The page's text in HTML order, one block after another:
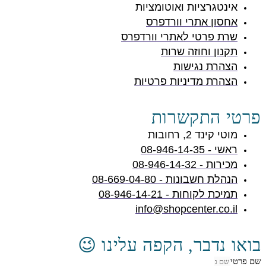
אינטגרציות ואוטומציות
אחסון אתרי וורדפרס
שרת פרטי לאתרי וורדפרס
תקנון וחוזה שרות
הצהרת נגישות
הצהרת מדיניות פרטיות
פרטי התקשרות
מוטי קינד 2, רחובות
ראשי - 08-946-14-35
מכירות - 08-946-14-32
הנהלת חשבונות - 08-669-04-80
תמיכת לקוחות - 08-946-14-21
info@shopcenter.co.il
בואו נדבר, הקפה עלינו 😉
שם פרטי